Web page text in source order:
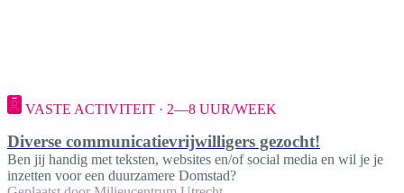
VASTE ACTIVITEIT · 2—8 UUR/WEEK
Diverse communicatievrijwilligers gezocht!
Ben jij handig met teksten, websites en/of social media en wil je je
inzetten voor een duurzamere Domstad?